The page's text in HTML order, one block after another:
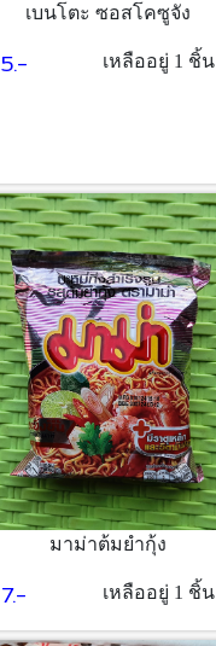
เบนโตะ ซอสโคซูจัง
5.- เหลืออยู่ 1 ชิ้น
มาม่าต้มยำกุ้ง
7.- เหลืออยู่ 1 ชิ้น